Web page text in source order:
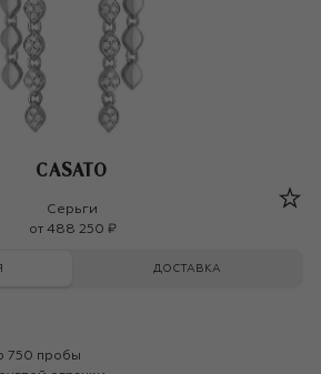
CASATO
Casato
Серьги
от 488 250 ₽
ДОСТАВКА
750 пробы